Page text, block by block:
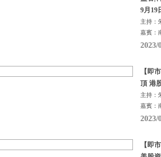
9月19
主持：
嘉賓：
2023/
【即
頂 港
主持：
嘉賓：
2023/
【即